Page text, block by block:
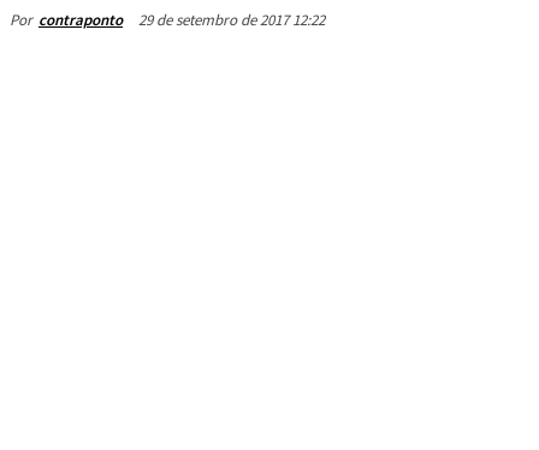
Por contraponto 29 de setembro de 2017 12:22